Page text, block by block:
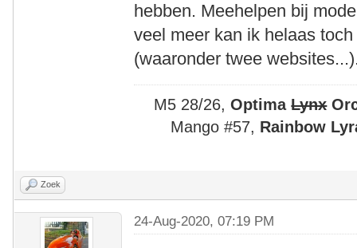
hebben. Meehelpen bij
veel meer kan ik helaas
(waaronder twee
M5 28/26,OptimaLynx
Mango #57, Rainbow
Zoek
24-Aug-2020, 07:19 PM